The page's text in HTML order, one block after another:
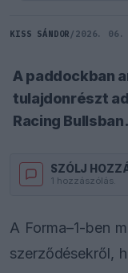
KISS SÁNDOR / 2026.
A paddockban
tulajdonrészt
Racing Bullsban.
SZÓLJ
1 hozzászólás.
A Forma–1-ben
szerződésekről,